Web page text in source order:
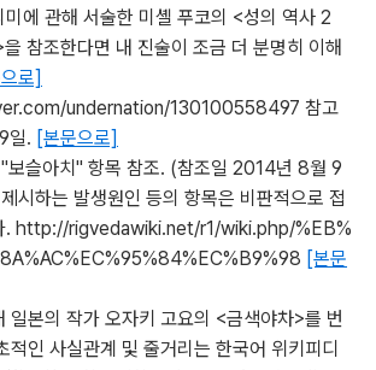
에 관해 서술한 미셸 푸코의 <성의 역사 2
참조한다면 내 진술이 조금 더 분명히 이해
로]
undernation/130100558497 참고
일. [본문으로]
보슬아치" 항목 참조. (참조일 2014년 8월 9
시하는 발생원인 등의 항목은 비판적으로 접
. http://rigvedawiki.net/r1/wiki.php/%EB%
[본문
일본의 작가 오자키 고요의 <금색야차>를 번
적인 사실관계 및 줄거리는 한국어 위키피디